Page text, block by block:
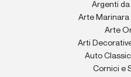
Argenti
Arte Marinara
Arte
Arti
Auto
Cornici e